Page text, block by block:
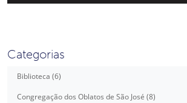
Categorias
Biblioteca (6)
Congregação dos Oblatos de São José (8)